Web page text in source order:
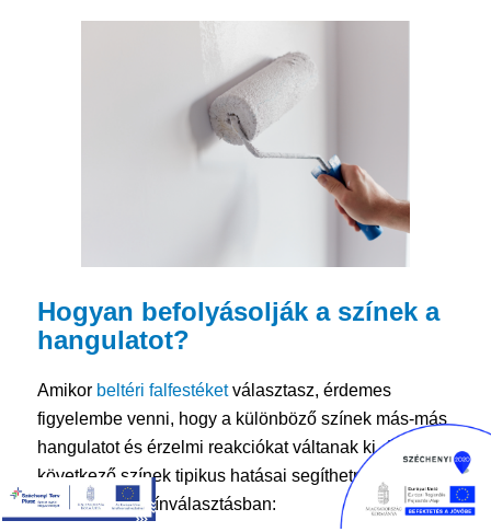
Hogyan befolyásolják a színek a
hangulatot?
Amikor beltéri falfestéketválasztasz, érdemes
figyelembe venni, hogy a különböző színek más-más
hangulatot és érzelmi reakciókat váltanak ki. A
következő színek tipikus hatásai segíthetnek
eligazodni a színválasztásban: